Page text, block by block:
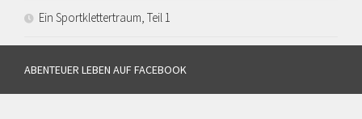
Ein Sportklettertraum, Teil 1
ABENTEUER LEBEN AUF FACEBOOK